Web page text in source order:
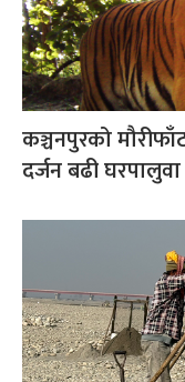
कञ्चनपुरको
दर्जन बढी